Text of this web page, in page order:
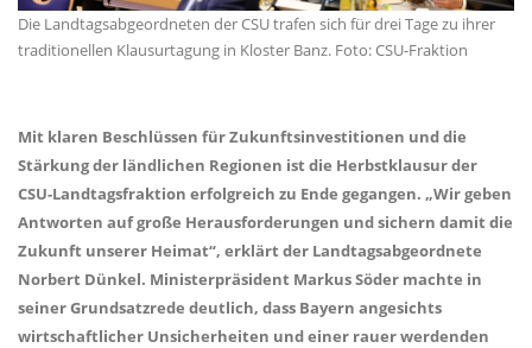
Die Landtagsabgeordneten der CSU trafen sich für drei Tage zu ihrer
traditionellen Klausurtagung in Kloster Banz. Foto: CSU-Fraktion
Mit klaren Beschlüssen für Zukunftsinvestitionen und die
Stärkung der ländlichen Regionen ist die Herbstklausur der
CSU-Landtagsfraktion erfolgreich zu Ende gegangen. „Wir geben
Antworten auf große Herausforderungen und sichern damit die
Zukunft unserer Heimat“, erklärt der Landtagsabgeordnete
Norbert Dünkel. Ministerpräsident Markus Söder machte in
seiner Grundsatzrede deutlich, dass Bayern angesichts
wirtschaftlicher Unsicherheiten und einer rauer werdenden